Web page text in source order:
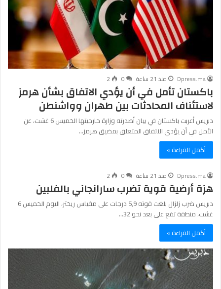
Dpress.ma منذ 21 ساعة 0
2
باكستان تأمل في أن يؤدي الاتفاق بشأن هرمز
لاستئناف المحادثات بين طهران وواشنطن
دبريس أعربت باكستان في بيان أصدرته وزارة خارجيتها الخميس 6 غشت، عن
الأمل في أن يؤدي الاتفاق المتعلق بمضيق هرمز…
أكمل القراءة »
Dpress.ma منذ 21 ساعة 0
2
هزة أرضية قوية تضرب سارانجاني بالفلبين
دبريس ضرب زلزال بلغت قوته 5,9 درجات على مقياس ريختر، اليوم الخميس 6
غشت، منطقة تقع على بعد نحو 32…
أكمل القراءة »